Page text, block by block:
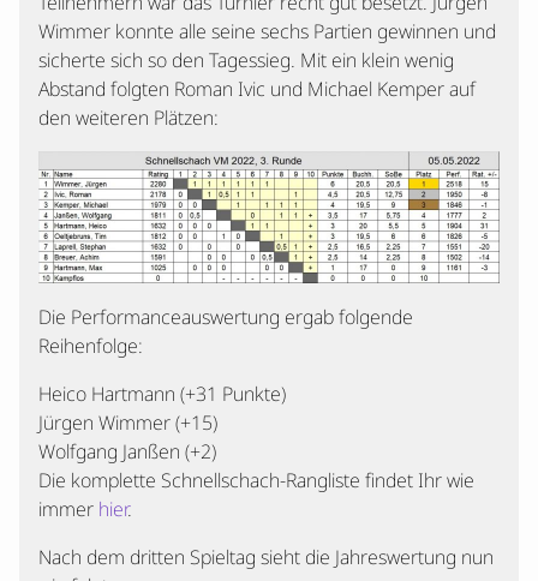
Kontakt
Wimmer konnte alle seine sechs Partien gewinnen und
sicherte sich so den Tagessieg. Mit ein klein wenig
Abstand folgten Roman Ivic und Michael Kemper auf
den weiteren Plätzen:
Die Performanceauswertung ergab folgende
Reihenfolge:
Heico Hartmann (+31 Punkte)
Jürgen Wimmer (+15)
Wolfgang Janßen (+2)
Die komplette Schnellschach-Rangliste findet Ihr wie
immer hier.
Nach dem dritten Spieltag sieht die Jahreswertung nun